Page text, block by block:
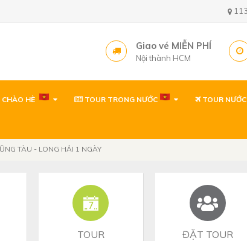
Giao vé MIỄN PHÍ
Nội thành HCM
Văn
Tp. Hồ Chí
Văn phòng
60 Thanh
CHÀO HÈ TOUR TRONG NƯỚC TOUR
TÀU - LONG HẢI 1 NGÀY
TOUR ĐẶT TOUR